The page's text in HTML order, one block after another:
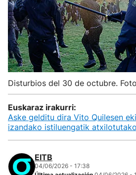
Disturbios del 30 de octubre.
Euskaraz irakurri:
Aske gelditu dira Vito Quilesen
izandako istiluengatik
EITB
04/06/2026 - 17:38